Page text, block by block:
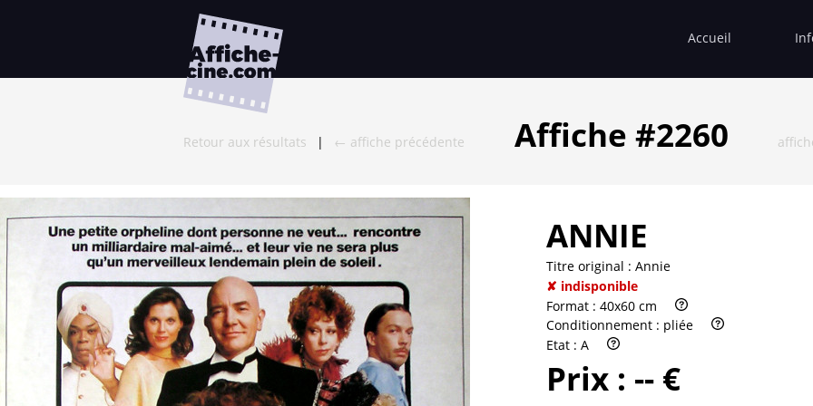
Accueil
Retour aux résultats | ← affiche précédente Affiche #2260
ANNIE
Titre original : Annie
✘ indisponible
Format : 40x60 cm
Conditionnement : pliée
Etat : A
Prix : -- €